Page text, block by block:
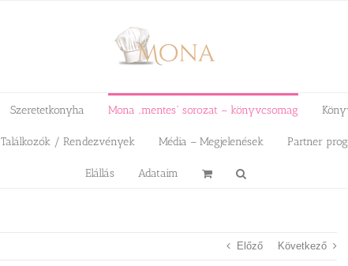
Szeretetkonyha Mona „mentes” sorozat – könyvcsomag
Találkozók / Rendezvények Média – Megjelenések Partner
Elállás Adataim
Előző Következő